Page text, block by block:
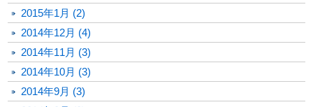
2015年1月 (2)
2014年12月 (4)
2014年11月 (3)
2014年10月 (3)
2014年9月 (3)